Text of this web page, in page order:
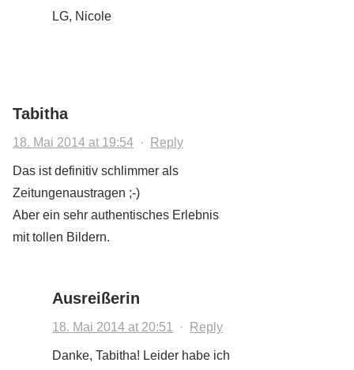
LG, Nicole
Tabitha
18. Mai 2014 at 19:54 · Reply
Das ist definitiv schlimmer als
Zeitungenaustragen ;-)
Aber ein sehr authentisches Erlebnis
mit tollen Bildern.
Ausreißerin
18. Mai 2014 at 20:51 · Reply
Danke, Tabitha! Leider habe ich